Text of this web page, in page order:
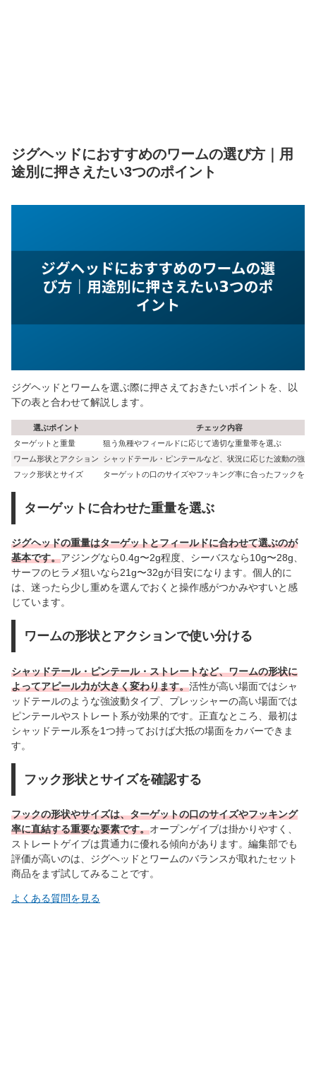
ジグヘッドにおすすめのワームの選び方｜用
途別に押さえたい3つのポイント
ジグヘッドとワームを選ぶ際に押さえておきたいポイントを、以
下の表と合わせて解説します。
選ぶポイント
チェック内容
ターゲットと重量
狙う魚種やフィールドに応じて適切な重量帯を選ぶ
ワーム形状とアクション
シャッドテール・ピンテールなど、状況に応じた波動の強さ
フック形状とサイズ
ターゲットの口のサイズやフッキング率に合ったフックを確
ターゲットに合わせた重量を選ぶ
ジグヘッドの重量はターゲットとフィールドに合わせて選ぶのが
基本です。アジングなら0.4g〜2g程度、シーバスなら10g〜28g、
サーフのヒラメ狙いなら21g〜32gが目安になります。個人的に
は、迷ったら少し重めを選んでおくと操作感がつかみやすいと感
じています。
ワームの形状とアクションで使い分ける
シャッドテール・ピンテール・ストレートなど、ワームの形状に
よってアピール力が大きく変わります。活性が高い場面ではシャ
ッドテールのような強波動タイプ、プレッシャーの高い場面では
ピンテールやストレート系が効果的です。正直なところ、最初は
シャッドテール系を1つ持っておけば大抵の場面をカバーできま
す。
フック形状とサイズを確認する
フックの形状やサイズは、ターゲットの口のサイズやフッキング
率に直結する重要な要素です。オープンゲイブは掛かりやすく、
ストレートゲイブは貫通力に優れる傾向があります。編集部でも
評価が高いのは、ジグヘッドとワームのバランスが取れたセット
商品をまず試してみることです。
よくある質問を見る